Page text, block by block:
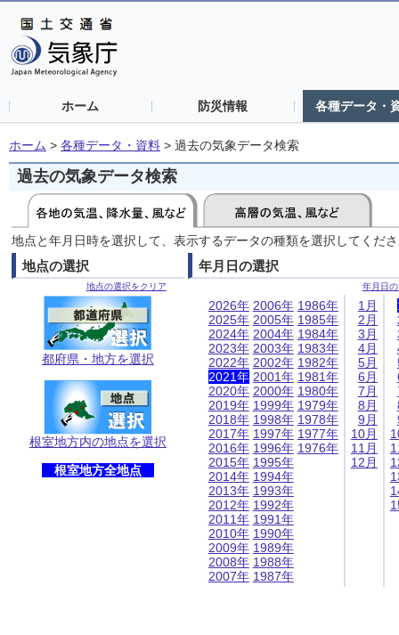
ホーム 防災情報 各種データ・
ホーム > 各種データ・資料 > 過去の気象データ検索
過去の気象データ検索
地点と年月日時を選択して、表示するデータの種類を選択してくだ
地点の選択
地点の選択をクリア
都府県・地方を選択
根室地方内の地点を選択
根室地方全地点
年月日の選択
年月日
2026年
2025年
2024年
2023年
2022年
2021年
2020年
2019年
2018年
2017年
2016年
2015年
2014年
2013年
2012年
2011年
2010年
2009年
2008年
2007年
2006年
2005年
2004年
2003年
2002年
2001年
2000年
1999年
1998年
1997年
1996年
1995年
1994年
1993年
1992年
1991年
1990年
1989年
1988年
1987年
1986年
1985年
1984年
1983年
1982年
1981年
1980年
1979年
1978年
1977年
1976年
1月
2月
3月
4月
5月
6月
7月
8月
9月
10月
11月
12月